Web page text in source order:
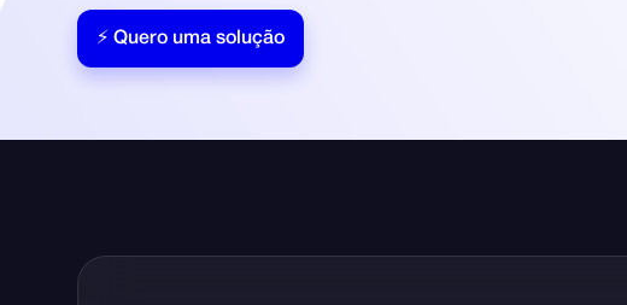
⚡ Quero uma solução